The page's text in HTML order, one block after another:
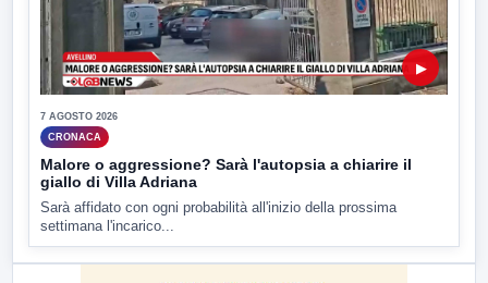
▶
7 AGOSTO 2026
CRONACA
Malore o aggressione? Sarà l'autopsia a chiarire il
giallo di Villa Adriana
Sarà affidato con ogni probabilità all'inizio della prossima
settimana l'incarico...